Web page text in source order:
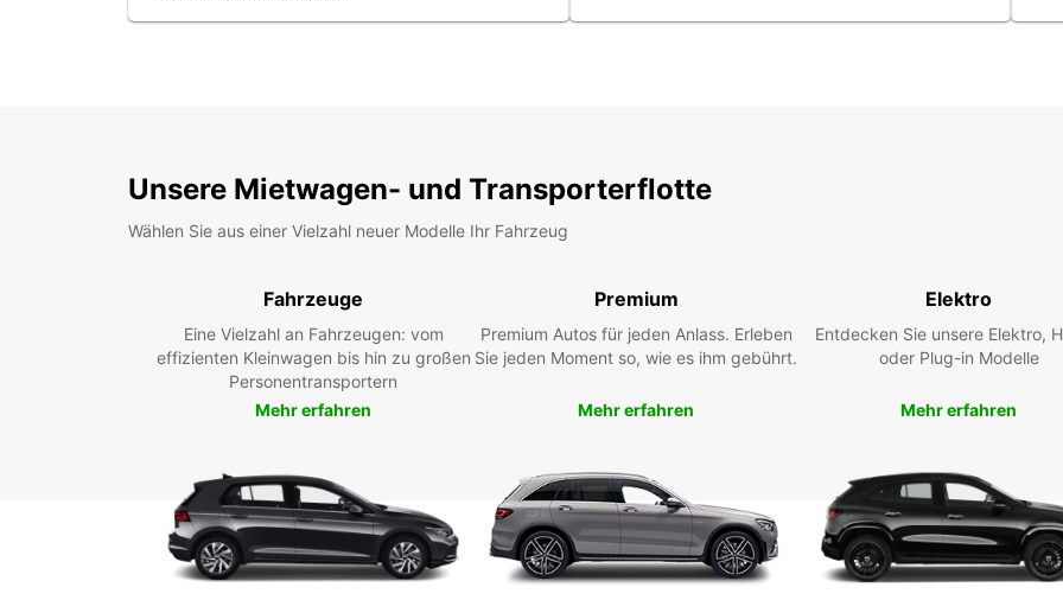
Unsere Mietwagen- und Transporterflotte
Wählen Sie aus einer Vielzahl neuer Modelle Ihr Fahrzeug
Fahrzeuge
Eine Vielzahl an Fahrzeugen: vom
effizienten Kleinwagen bis hin zu großen
Personentransportern
Mehr erfahren
Premium
Premium Autos für jeden Anlass. Erleben
Sie jeden Moment so, wie es ihm gebührt.
Mehr erfahren
Elektro
Entdecken Sie unsere Elektro,
oder Plug-in Modelle
Mehr erfahren